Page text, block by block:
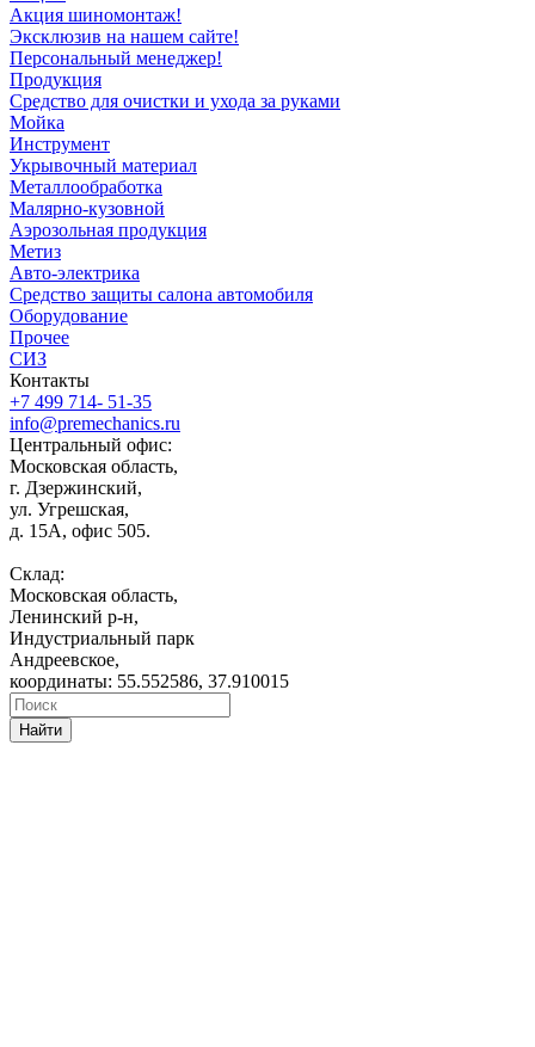
Акция шиномонтаж!
Эксклюзив на нашем сайте!
Персональный менеджер!
Продукция
Средство для очистки и ухода за руками
Мойка
Инструмент
Укрывочный материал
Металлообработка
Малярно-кузовной
Аэрозольная продукция
Метиз
Авто-электрика
Средство защиты салона автомобиля
Оборудование
Прочее
СИЗ
Контакты
+7 499 714- 51-35
info@premechanics.ru
Центральный офис:
Московская область,
г. Дзержинский,
ул. Угрешская,
д. 15А, офис 505.
Склад:
Московская область,
Ленинский р-н,
Индустриальный парк
Андреевское,
координаты: 55.552586, 37.910015
Найти